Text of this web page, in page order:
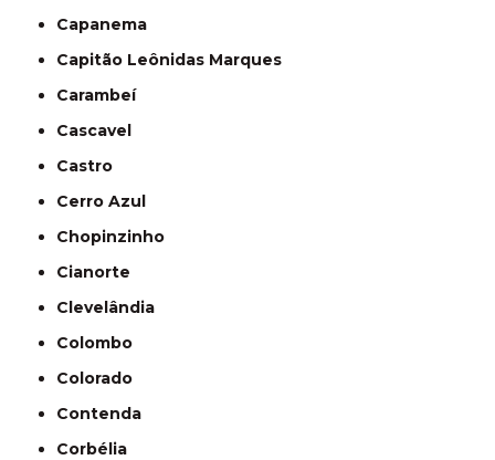
Capanema
Capitão Leônidas Marques
Carambeí
Cascavel
Castro
Cerro Azul
Chopinzinho
Cianorte
Clevelândia
Colombo
Colorado
Contenda
Corbélia